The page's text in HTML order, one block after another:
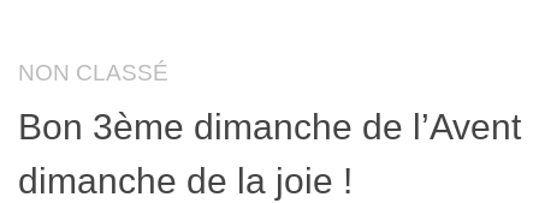
NON CLASSÉ
Bon 3ème dimanche de l’Avent
dimanche de la joie !